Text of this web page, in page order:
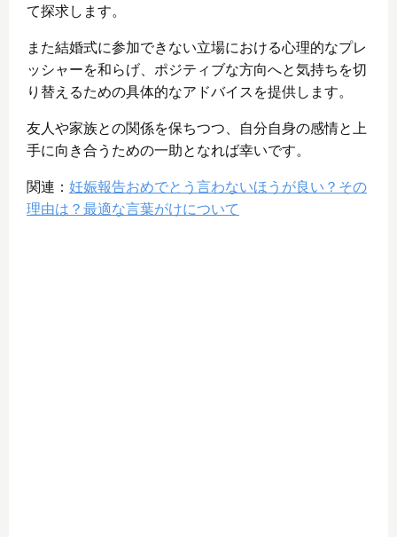
て探求します。
また結婚式に参加できない立場における心理的なプレ
ッシャーを和らげ、ポジティブな方向へと気持ちを切
り替えるための具体的なアドバイスを提供します。
友人や家族との関係を保ちつつ、自分自身の感情と上
手に向き合うための一助となれば幸いです。
関連： 妊娠報告おめでとう言わないほうが良い？その
理由は？最適な言葉がけについて